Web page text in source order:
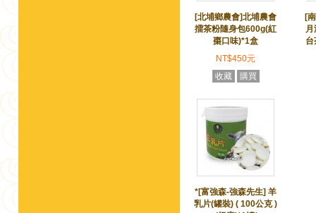
[北埔鄉農會]北埔農會
擂茶粉隨身包600g(紅
棗口味)*1盒
NT$450元
收藏
購買
[
月
*[富強森-強森先生] 羊
乳片(罐裝) ( 100公克 )